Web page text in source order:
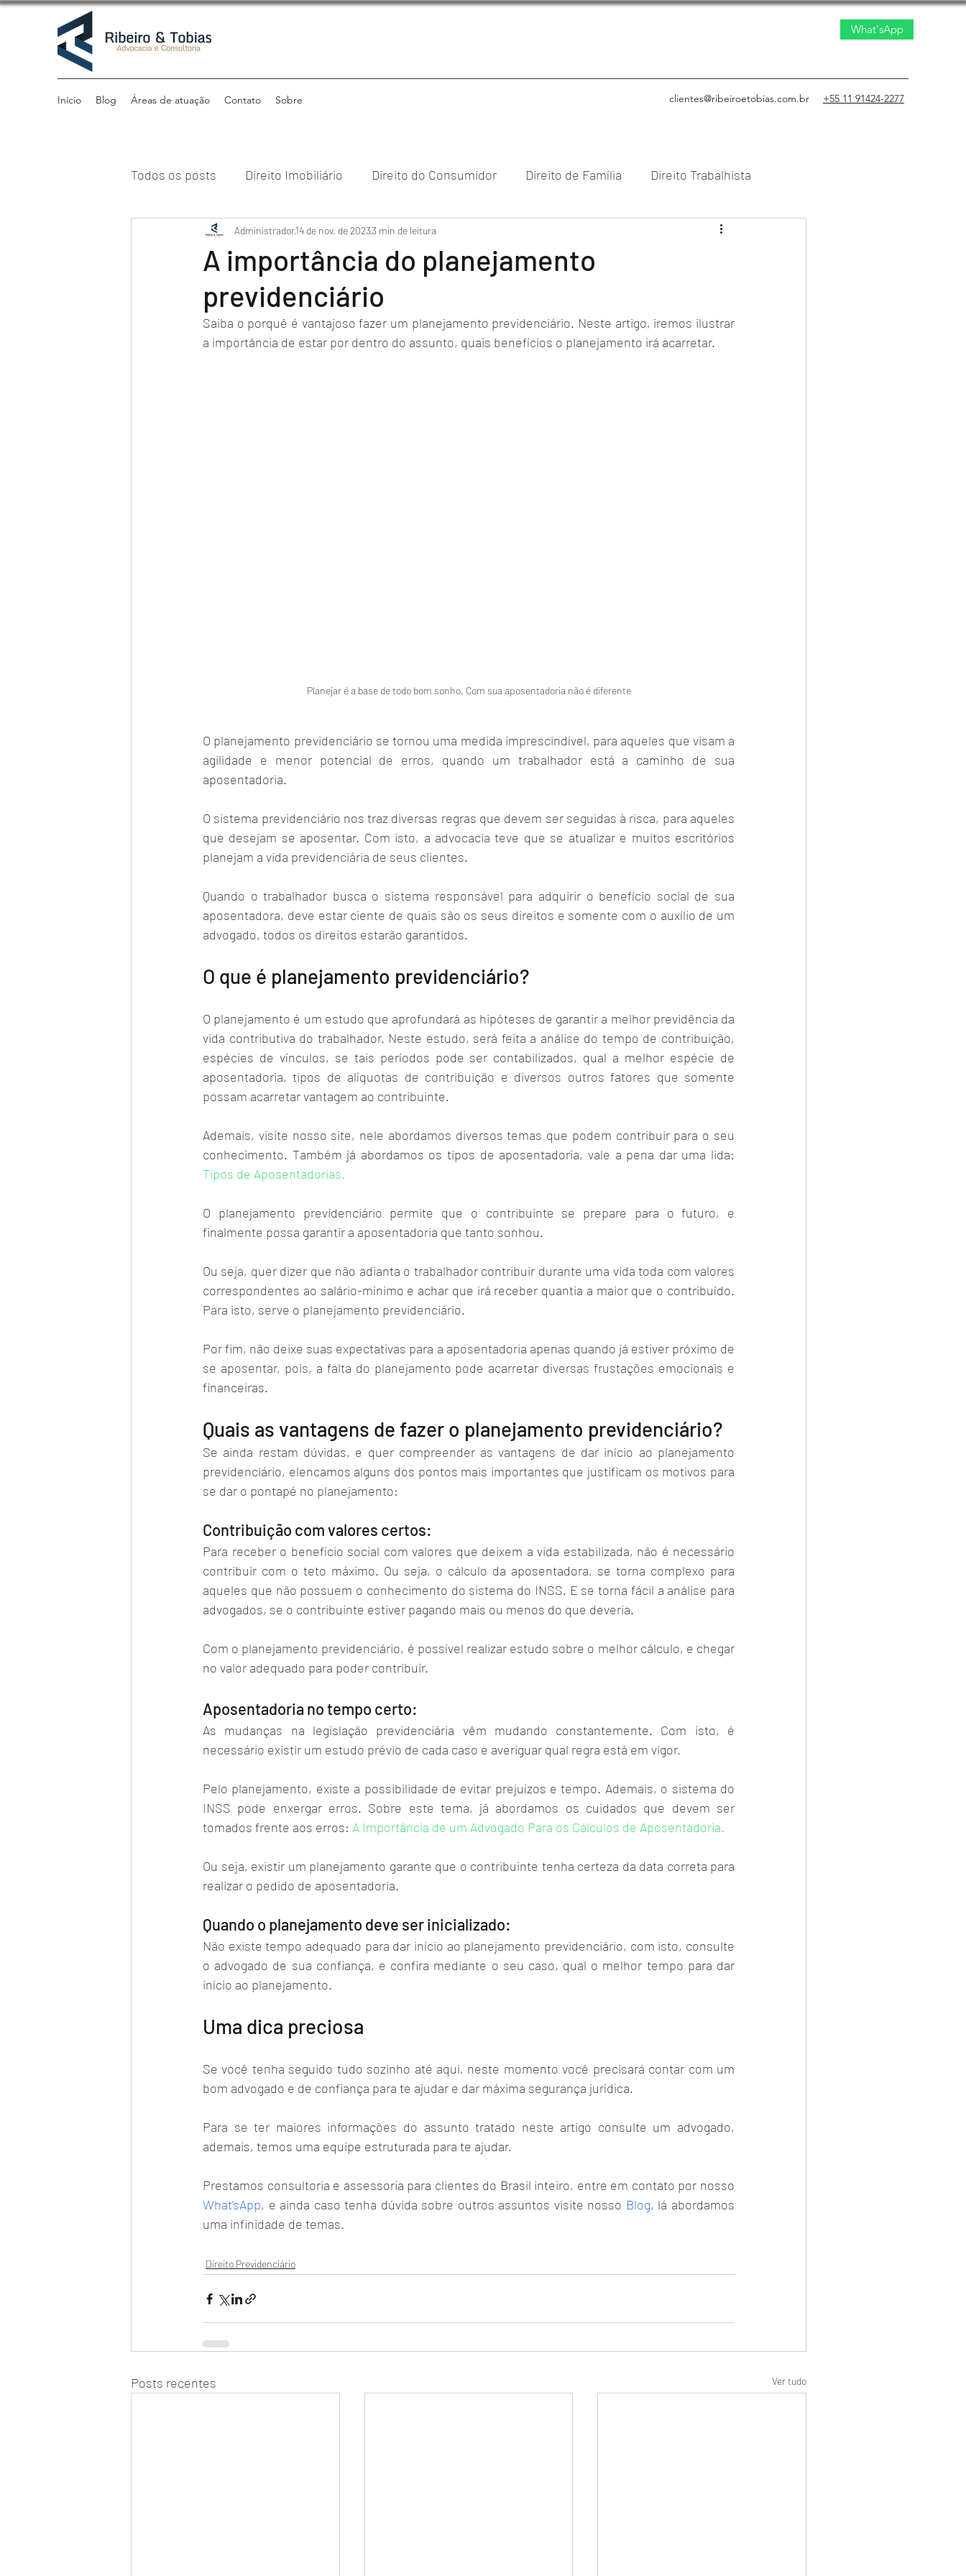
What'sApp
Início Blog Áreas de atuação Contato Sobre clientes@ribeiroetobias.com.br +55 11 91424-2277
Todos os posts Direito Imobiliário Direito do Consumidor Direito de Família Direito Trabalhista
Direito Previdenciário Direito Empresarial & Societário
Direito Tributário Institucional
A importância do planejamento
previdenciário
Administrador14 de nov. de 20233 min de leitura
Saiba o porquê é vantajoso fazer um planejamento previdenciário. Neste artigo, iremos ilustrar
a importância de estar por dentro do assunto, quais benefícios o planejamento irá acarretar.
Planejar é a base de todo bom sonho. Com sua aposentadoria não é diferente
O planejamento previdenciário se tornou uma medida imprescindível, para aqueles que visam a
agilidade e menor potencial de erros, quando um trabalhador está a caminho de sua
aposentadoria.
O sistema previdenciário nos traz diversas regras que devem ser seguidas à risca, para aqueles
que desejam se aposentar. Com isto, a advocacia teve que se atualizar e muitos escritórios
planejam a vida previdenciária de seus clientes.
Quando o trabalhador busca o sistema responsável para adquirir o benefício social de sua
aposentadora, deve estar ciente de quais são os seus direitos e somente com o auxílio de um
advogado, todos os direitos estarão garantidos.
O que é planejamento previdenciário?
O planejamento é um estudo que aprofundará as hipóteses de garantir a melhor previdência da
vida contributiva do trabalhador. Neste estudo, será feita a análise do tempo de contribuição,
espécies de vínculos, se tais períodos pode ser contabilizados, qual a melhor espécie de
aposentadoria, tipos de alíquotas de contribuição e diversos outros fatores que somente
possam acarretar vantagem ao contribuinte.
Ademais, visite nosso site, nele abordamos diversos temas que podem contribuir para o seu
Tipos de Aposentadorias.
O planejamento previdenciário permite que o contribuinte se prepare para o futuro, e
finalmente possa garantir a aposentadoria que tanto sonhou.
Ou seja, quer dizer que não adianta o trabalhador contribuir durante uma vida toda com valores
correspondentes ao salário-mínimo e achar que irá receber quantia a maior que o contribuído.
Para isto, serve o planejamento previdenciário.
Por fim, não deixe suas expectativas para a aposentadoria apenas quando já estiver próximo de
se aposentar, pois, a falta do planejamento pode acarretar diversas frustações emocionais e
financeiras.
Quais as vantagens de fazer o planejamento previdenciário?
Se ainda restam dúvidas, e quer compreender as vantagens de dar início ao planejamento
previdenciário, elencamos alguns dos pontos mais importantes que justificam os motivos para
se dar o pontapé no planejamento:
Contribuição com valores certos:
Para receber o benefício social com valores que deixem a vida estabilizada, não é necessário
contribuir com o teto máximo. Ou seja, o cálculo da aposentadora, se torna complexo para
aqueles que não possuem o conhecimento do sistema do INSS. E se torna fácil a análise para
advogados, se o contribuinte estiver pagando mais ou menos do que deveria.
Com o planejamento previdenciário, é possível realizar estudo sobre o melhor cálculo, e chegar
no valor adequado para poder contribuir.
Aposentadoria no tempo certo:
As mudanças na legislação previdenciária vêm mudando constantemente. Com isto, é
necessário existir um estudo prévio de cada caso e averiguar qual regra está em vigor.
Pelo planejamento, existe a possibilidade de evitar prejuízos e tempo. Ademais, o sistema do
INSS pode enxergar erros. Sobre este tema, já abordamos os cuidados que devem ser
tomados frente aos erros: A Importância de um Advogado Para os Cálculos de Aposentadoria.
Ou seja, existir um planejamento garante que o contribuinte tenha certeza da data correta para
realizar o pedido de aposentadoria.
Quando o planejamento deve ser inicializado:
Não existe tempo adequado para dar início ao planejamento previdenciário, com isto, consulte
o advogado de sua confiança, e confira mediante o seu caso, qual o melhor tempo para dar
início ao planejamento.
Uma dica preciosa
Se você tenha seguido tudo sozinho até aqui, neste momento você precisará contar com um
bom advogado e de confiança para te ajudar e dar máxima segurança jurídica.
Para se ter maiores informações do assunto tratado neste artigo consulte um advogado,
ademais, temos uma equipe estruturada para te ajudar.
Prestamos consultoria e assessoria para clientes do Brasil inteiro, entre em contato por nosso
What'sApp, e ainda caso tenha dúvida sobre outros assuntos visite nosso Blog, lá abordamos
uma infinidade de temas.
Direito Previdenciário
Posts recentes Ver tudo